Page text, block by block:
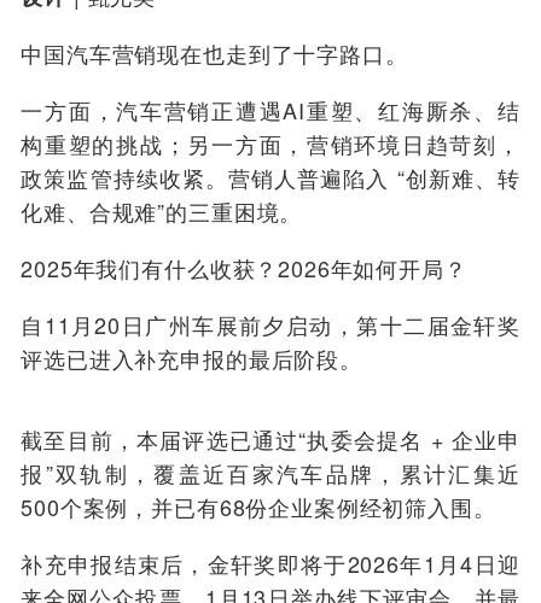
中国汽车营销现在也走到了十字路口。
一方面，汽车营销正遭遇AI重塑、红海厮杀、结
构重塑的挑战；另一方面，营销环境日趋苛刻，
政策监管持续收紧。营销人普遍陷入 “创新难、转
化难、合规难”的三重困境。
2025年我们有什么收获？2026年如何开局？
自11月20日广州车展前夕启动，第十二届金轩奖
评选已进入补充申报的最后阶段。
截至目前，本届评选已通过“执委会提名 + 企业申
报”双轨制，覆盖近百家汽车品牌，累计汇集近
500个案例，并已有68份企业案例经初筛入围。
补充申报结束后，金轩奖即将于2026年1月4日迎
来全网公众投票，1月13日举办线下评审会，并最